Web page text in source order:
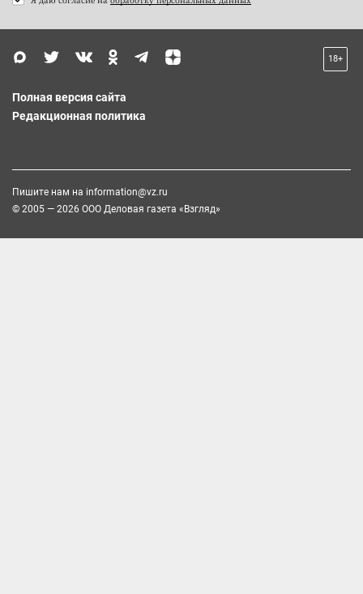
18+
Полная версия сайта
Редакционная политика
Пишите нам на information@vz.ru
© 2005 — 2026 ООО Деловая газета «Взгляд»